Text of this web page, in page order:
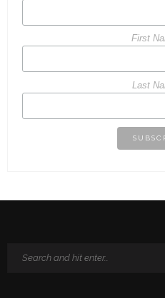
First
Last